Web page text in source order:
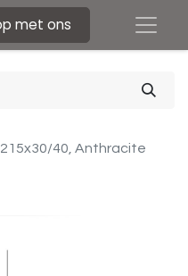
met ons
40, Anthracite